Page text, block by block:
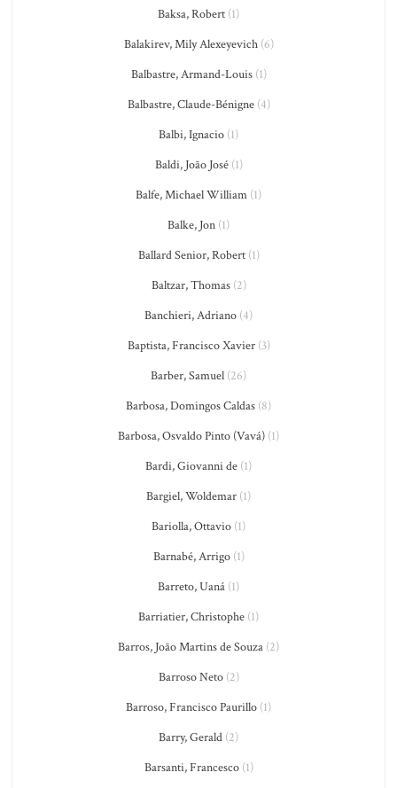
Baksa, Robert (1)
Balakirev, Mily Alexeyevich(6)
Balbastre, Armand-Louis(1)
Balbastre, Claude-Bénigne(4)
Balbi, Ignacio (1)
Baldi, João José(1)
Balfe, Michael William (1)
Balke, Jon (1)
Ballard Senior, Robert(1)
Baltzar, Thomas(2)
Banchieri, Adriano (4)
Baptista, Francisco Xavier(3)
Barber, Samuel (26)
Barbosa, Domingos Caldas (8)
Barbosa, Osvaldo Pinto (Vavá) (1)
Bardi, Giovanni de (1)
Bargiel, Woldemar (1)
Bariolla, Ottavio (1)
Barnabé, Arrigo(1)
Barreto, Uaná (1)
Barriatier, Christophe (1)
Barros, João Martins de Souza (2)
Barroso Neto(2)
Barroso, Francisco Paurillo (1)
Barry, Gerald (2)
Barsanti, Francesco(1)